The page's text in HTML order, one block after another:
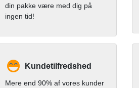
din pakke være med dig på
ingen tid!
Kundetilfredshed
Mere end 90% af vores kunder